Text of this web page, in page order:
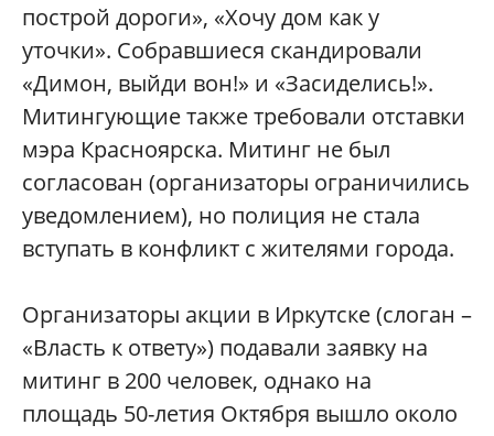
построй дороги», «Хочу дом как у
уточки». Собравшиеся скандировали
«Димон, выйди вон!» и «Засиделись!».
Митингующие также требовали отставки
мэра Красноярска. Митинг не был
согласован (организаторы ограничились
уведомлением), но полиция не стала
вступать в конфликт с жителями города.
Организаторы акции в Иркутске (слоган –
«Власть к ответу») подавали заявку на
митинг в 200 человек, однако на
площадь 50-летия Октября вышло около